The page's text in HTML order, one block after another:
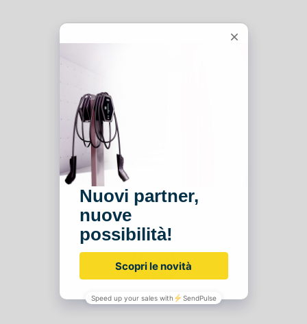
Prestazioni al top di gamma
Monitoraggio con intelligenza artificiale